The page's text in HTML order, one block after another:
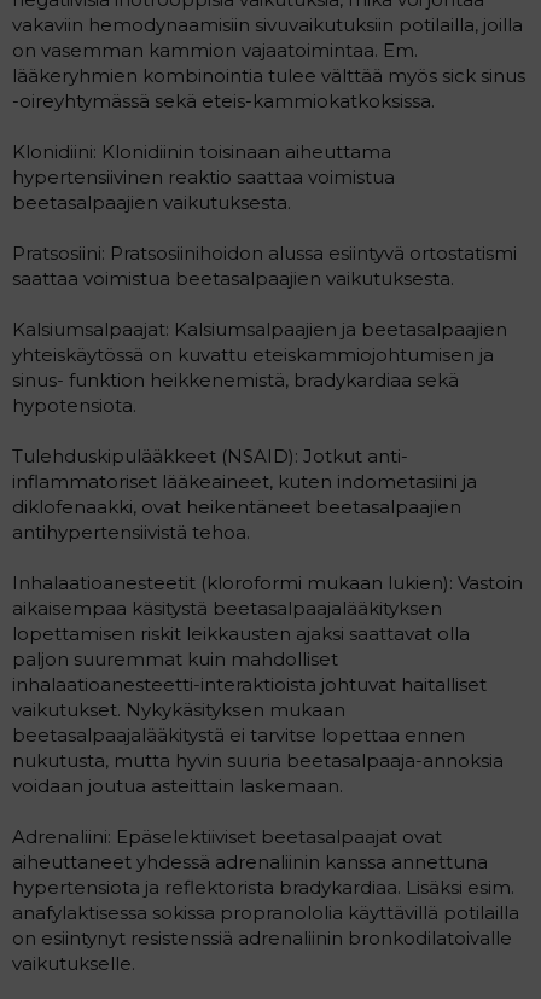
vakaviin hemodynaamisiin sivuvaikutuksiin potilailla, joilla
on vasemman kammion vajaatoimintaa. Em.
lääkeryhmien kombinointia tulee välttää myös sick sinus
-oireyhtymässä sekä eteis-kammiokatkoksissa.
Klonidiini: Klonidiinin toisinaan aiheuttama
hypertensiivinen reaktio saattaa voimistua
beetasalpaajien vaikutuksesta.
Pratsosiini: Pratsosiinihoidon alussa esiintyvä ortostatismi
saattaa voimistua beetasalpaajien vaikutuksesta.
Kalsiumsalpaajat: Kalsiumsalpaajien ja beetasalpaajien
yhteiskäytössä on kuvattu eteiskammiojohtumisen ja
sinus- funktion heikkenemistä, bradykardiaa sekä
hypotensiota.
Tulehduskipulääkkeet (NSAID): Jotkut anti-
inflammatoriset lääkeaineet, kuten indometasiini ja
diklofenaakki, ovat heikentäneet beetasalpaajien
antihypertensiivistä tehoa.
Inhalaatioanesteetit (kloroformi mukaan lukien): Vastoin
aikaisempaa käsitystä beetasalpaajalääkityksen
lopettamisen riskit leikkausten ajaksi saattavat olla
paljon suuremmat kuin mahdolliset
inhalaatioanesteetti-interaktioista johtuvat haitalliset
vaikutukset. Nykykäsityksen mukaan
beetasalpaajalääkitystä ei tarvitse lopettaa ennen
nukutusta, mutta hyvin suuria beetasalpaaja-annoksia
voidaan joutua asteittain laskemaan.
Adrenaliini: Epäselektiiviset beetasalpaajat ovat
aiheuttaneet yhdessä adrenaliinin kanssa annettuna
hypertensiota ja reflektorista bradykardiaa. Lisäksi esim.
anafylaktisessa sokissa propranololia käyttävillä potilailla
on esiintynyt resistenssiä adrenaliinin bronkodilatoivalle
vaikutukselle.